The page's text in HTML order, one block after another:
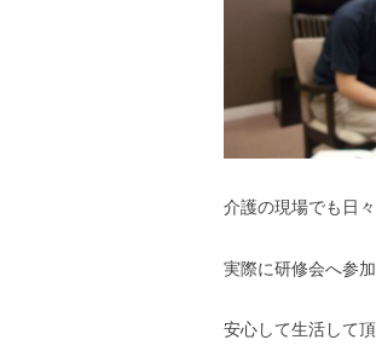
介護の現場でも日
実際に研修会へ参
安心して生活して